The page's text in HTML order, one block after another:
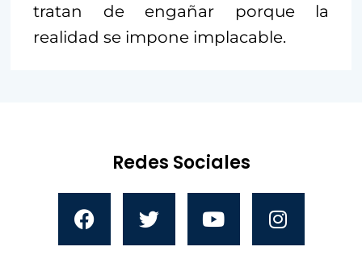
tratan de engañar porque la
realidad se impone implacable.
Redes Sociales